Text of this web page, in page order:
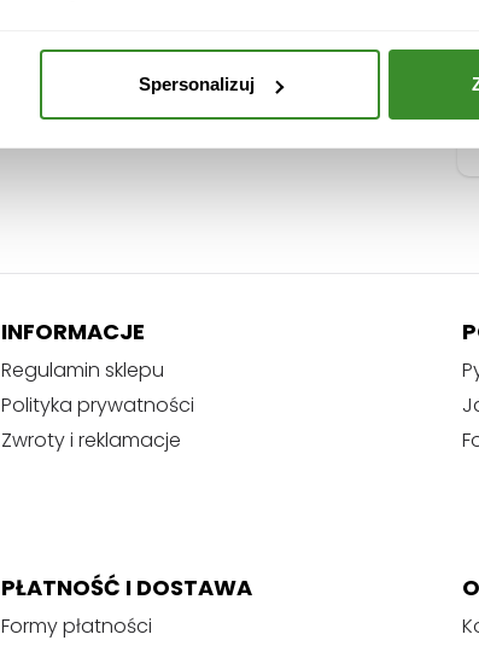
Spersonalizuj
b
l
e
INFORMACJE
Regulamin sklepu
Polityka prywatności
Zwroty i reklamacje
PŁATNOŚĆ I DOSTAWA
Formy płatności